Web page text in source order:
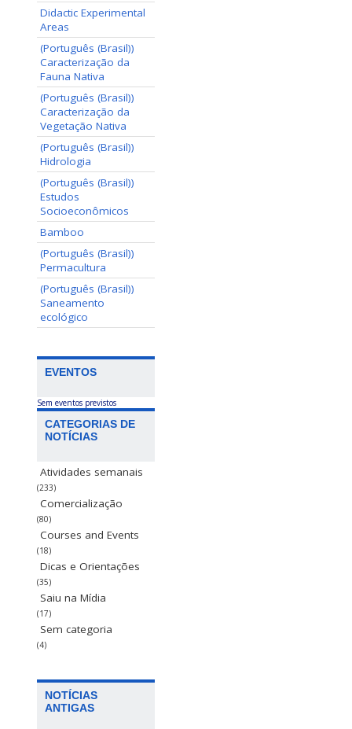
Didactic Experimental
Areas
(Português (Brasil))
Caracterização da
Fauna Nativa
(Português (Brasil))
Caracterização da
Vegetação Nativa
(Português (Brasil))
Hidrologia
(Português (Brasil))
Estudos
Socioeconômicos
Bamboo
(Português (Brasil))
Permacultura
(Português (Brasil))
Saneamento
ecológico
EVENTOS
Sem eventos previstos
CATEGORIAS DE
NOTÍCIAS
Atividades semanais
(233)
Comercialização
(80)
Courses and Events
(18)
Dicas e Orientações
(35)
Saiu na Mídia
(17)
Sem categoria
(4)
NOTÍCIAS
ANTIGAS